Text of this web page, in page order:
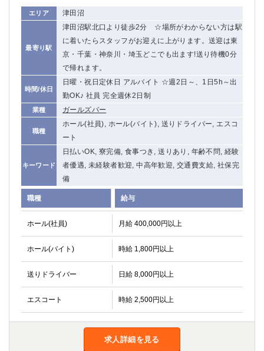
エリア 津田沼
最寄り駅
津田沼駅北口より徒歩2分 ☆場所がわからない方は駅
に着いたらスタッフがお迎えに上がります。送迎は東
京・千葉・神奈川・埼玉どこでも出ます!送り待機0分
で帰れます。
時間/休日
日曜・祝日定休日 アルバイト ☆週2日～、1日5h～出
勤OK♪ 社員 完全週休2日制
業種 ガールズバー
職種
ホール(社員), ホール(バイト), 送りドライバー, エスコ
ート
キーワード
日払いOK, 寮完備, 食事つき, 送りあり, 年齢不問, 経験
者優遇, 未経験者歓迎, 中高年歓迎, 交通費支給, 社保完
備
職種 給与
ホール(社員) 月給 400,000円以上
ホール(バイト) 時給 1,800円以上
送りドライバー 日給 8,000円以上
エスコート 時給 2,500円以上
求人詳細を見る